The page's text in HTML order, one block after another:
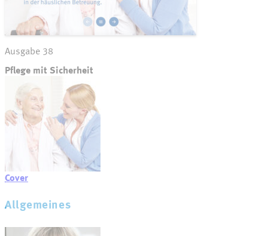
Ausgabe 38
Pflege mit Sicherheit
Cover
Allgemeines